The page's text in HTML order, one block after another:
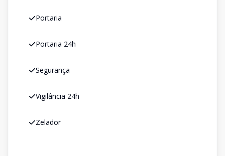
Portaria
Portaria 24h
Segurança
Vigilância 24h
Zelador